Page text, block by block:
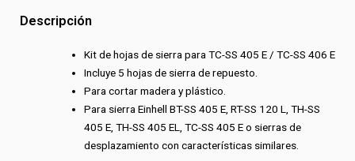
Descripción
Kit de hojas de sierra para TC-SS 405 E / TC-SS 406 E
Incluye 5 hojas de sierra de repuesto.
Para cortar madera y plástico.
Para sierra Einhell BT-SS 405 E, RT-SS 120 L, TH-SS
405 E, TH-SS 405 EL, TC-SS 405 E o sierras de
desplazamiento con características similares.